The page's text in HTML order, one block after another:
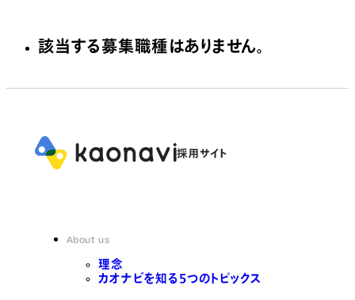
該当する募集職種はありません。
About us
理念
カオナビを知る5つのトピックス